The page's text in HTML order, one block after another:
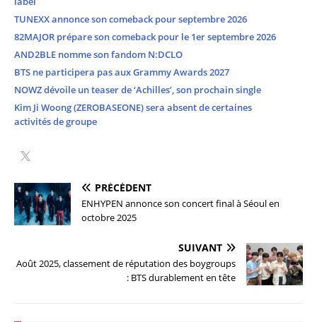
TUNEXX annonce son comeback pour septembre 2026
82MAJOR prépare son comeback pour le 1er septembre 2026
AND2BLE nomme son fandom N:DCLO
BTS ne participera pas aux Grammy Awards 2027
NOWZ dévoile un teaser de ‘Achilles’, son prochain single
Kim Ji Woong (ZEROBASEONE) sera absent de certaines
activités de groupe
PRÉCÉDENT
ENHYPEN annonce son concert final à Séoul en
octobre 2025
SUIVANT
Août 2025, classement de réputation des boygroups
: BTS durablement en tête